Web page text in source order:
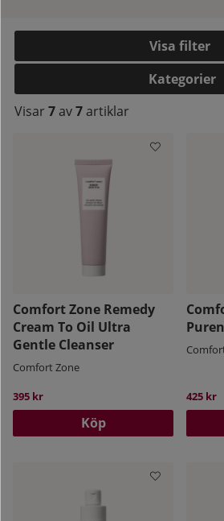
auktoriserad återförsäljare av alla
du med säkerhet ska få äkta varor.
Filtrera
Kategorier
Visar 7av7artiklar
Comfort Zone Remedy
Cream To Oil Ultra
Gentle Cleanser
Comfort Zone
395 kr
Köp
425 kr